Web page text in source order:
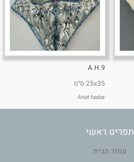
A.H.9
25x35 ס״מ
Anat hadar
תפריט ראשי
עמוד הבית